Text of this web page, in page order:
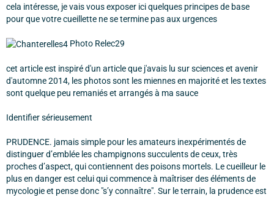
cela intéresse, je vais vous exposer ici quelques principes de base
pour que votre cueillette ne se termine pas aux urgences
Photo Relec29
cet article est inspiré d'un article que j'avais lu sur sciences et avenir
d'automne 2014, les photos sont les miennes en majorité et les textes
sont quelque peu remaniés et arrangés à ma sauce
Identifier sérieusement
PRUDENCE. jamais simple pour les amateurs inexpérimentés de
distinguer d’emblée les champignons succulents de ceux, très
proches d’aspect, qui contiennent des poisons mortels. Le cueilleur le
plus en danger est celui qui commence à maîtriser des éléments de
mycologie et pense donc "s’y connaître". Sur le terrain, la prudence est